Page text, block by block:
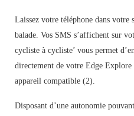
Laissez votre téléphone dans
balade. Vos SMS s’affichent sur
cycliste à cycliste’ vous permet
directement de votre Edge Explore
appareil compatible (2).
Disposant d’une autonomie